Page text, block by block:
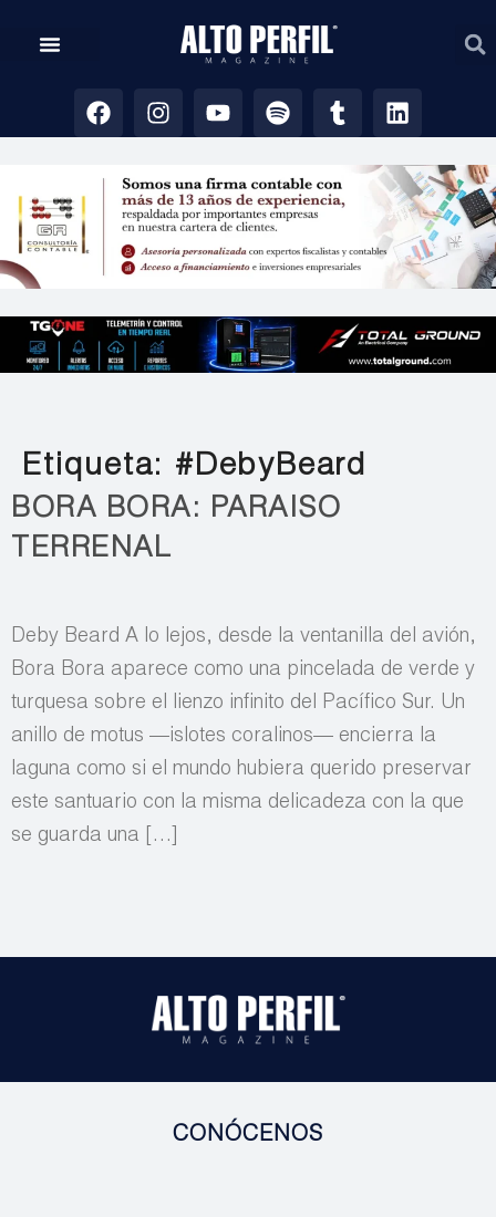
Etiqueta: #DebyBeard
BORA BORA: PARAISO
TERRENAL
Deby Beard A lo lejos, desde la ventanilla del avión,
Bora Bora aparece como una pincelada de verde y
turquesa sobre el lienzo infinito del Pacífico Sur. Un
anillo de motus —islotes coralinos— encierra la
laguna como si el mundo hubiera querido preservar
este santuario con la misma delicadeza con la que
se guarda una […]
CONÓCENOS